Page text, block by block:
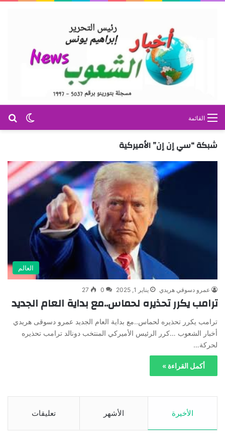
الوضع القائمة
شبكة “سي إن إن” الأميركية
العالم
عمرو دسوقي هريدي يناير 1, 2025 0
27
ترامب يكرر تحذيره لحماس..مع بداية العام الجديد
ترامب يكرر تحذيره لحماس..مع بداية العام الجديد عمرو دسوقى هريدي
أخبار الشعوب …كرر الرئيس الأميركي المنتخب دونالد ترامب تحذيره
لحركة…
أكمل القراءة »
الأخيرة الأشهر تعليقات